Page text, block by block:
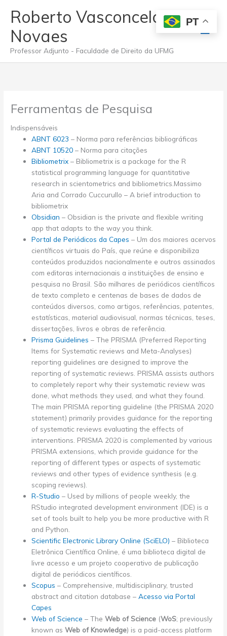
para
conteúdo
Roberto Vasconcelos
Novaes
Professor Adjunto - Faculdade de Direito da UFMG
Ferramentas de Pesquisa
Indispensáveis
ABNT 6023 – Norma para referências bibliográficas
ABNT 10520 – Norma para citações
Bibliometrix – Bibliometrix is a package for the R
statistical programming language for quantitative
research in scientometrics and bibliometrics.Massimo
Aria and Corrado Cuccurullo – A brief introduction to
bibliometrix
Obsidian – Obsidian is the private and flexible writing
app that adapts to the way you think.
Portal de Periódicos da Capes – Um dos maiores acervos
científicos virtuais do País, que reúne e disponibiliza
conteúdos produzidos nacionalmente e outros assinados
com editoras internacionais a instituições de ensino e
pesquisa no Brasil. São milhares de periódicos científicos
de texto completo e centenas de bases de dados de
conteúdos diversos, como artigos, referências, patentes,
estatísticas, material audiovisual, normas técnicas, teses,
dissertações, livros e obras de referência.
Prisma Guidelines – The PRISMA (Preferred Reporting
Items for Systematic reviews and Meta-Analyses)
reporting guidelines are designed to improve the
reporting of systematic reviews. PRISMA assists authors
to completely report why their systematic review was
done, what methods they used, and what they found.
The main PRISMA reporting guideline (the PRISMA 2020
statement) primarily provides guidance for the reporting
of systematic reviews evaluating the effects of
interventions. PRISMA 2020 is complemented by various
PRISMA extensions, which provide guidance for the
reporting of different types or aspects of systematic
reviews and other types of evidence synthesis (e.g.
scoping reviews).
R-Studio – Used by millions of people weekly, the
RStudio integrated development environment (IDE) is a
set of tools built to help you be more productive with R
and Python.
Scientific Electronic Library Online (SciELO) – Biblioteca
Eletrônica Científica Online, é uma biblioteca digital de
livre acesso e um projeto cooperativo de publicação
digital de periódicos científicos.
Scopus – Comprehensive, multidisciplinary, trusted
abstract and citation database –Acesso via Portal
Capes
Web of Science – TheWeb of Science (WoS; previously
known asWeb of Knowledge) is a paid-access platform
PT